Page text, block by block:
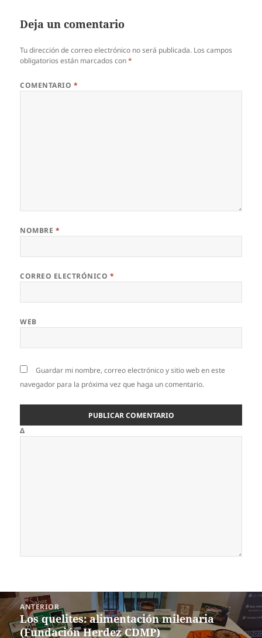
Deja un comentario
Tu dirección de correo electrónico no será publicada. Los campos
obligatorios están marcados con*
COMENTARIO *
NOMBRE *
CORREO ELECTRÓNICO *
WEB
Guardar mi nombre, correo electrónico y sitio web en este
navegador para la próxima vez que haga un comentario.
Δ
Navegación
de
entradas
ANTERIOR
Entrada
anterior:
Los quelites: alimentación milenaria
(Fundación Herdez CDMP)